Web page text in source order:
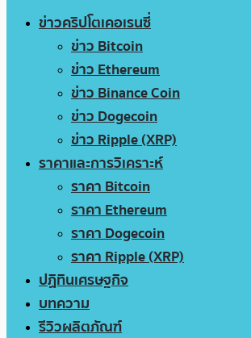
ข่าวคริปโตเคอเรนซี่
ข่าว Bitcoin
ข่าว Ethereum
ข่าว Binance Coin
ข่าว Dogecoin
ข่าว Ripple (XRP)
ราคาและการวิเคราะห์
ราคา Bitcoin
ราคา Ethereum
ราคา Dogecoin
ราคา Ripple (XRP)
ปฏิทินเศรษฐกิจ
บทความ
รีวิวผลิตภัณฑ์